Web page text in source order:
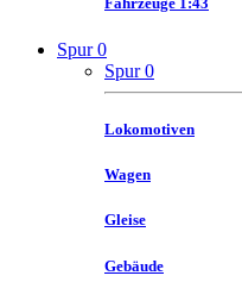
Spur 0
Spur 0
Lokomotiven
Wagen
Gleise
Gebäude